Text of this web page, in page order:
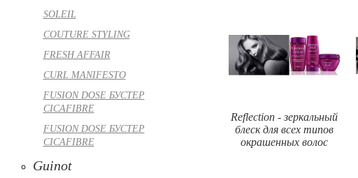
SOLEIL
COUTURE STYLING
FRESH AFFAIR
CURL MANIFESTO
FUSION DOSE БУСТЕР
CICAFIBRE
FUSION DOSE БУСТЕР
CICAFIBRE
Guinot
Reflection - зеркальный
блеск для всех типов
окрашенных волос